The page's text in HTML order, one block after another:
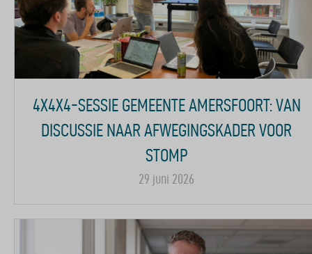
4X4X4-SESSIE GEMEENTE AMERSFOORT: VAN
DISCUSSIE NAAR AFWEGINGSKADER VOOR
STOMP
29 juni 2026